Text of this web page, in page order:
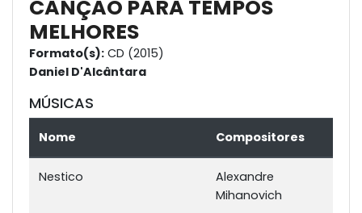
CANÇÃO PARA TEMPOS
MELHORES
Formato(s): CD (2015)
Daniel D'Alcântara
MÚSICAS
Nome Compositores
Nestico
Alexandre
Mihanovich